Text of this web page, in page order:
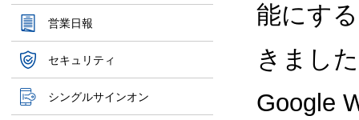
営業日報
セキュリティ
シングルサインオン
能にす
きまし
Google